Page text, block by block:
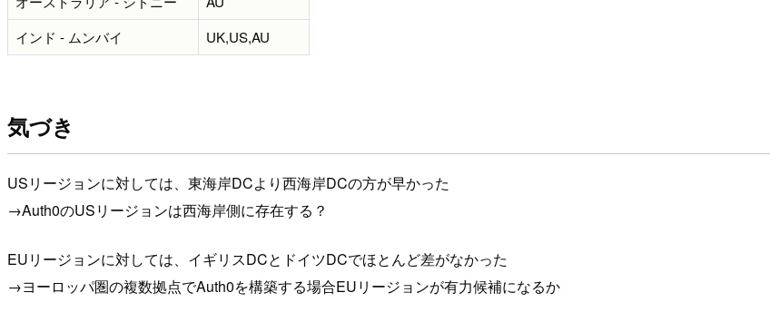
インド - ムンバイ
UK,US,AU
気づき
USリージョンに対しては、東海岸DCより西海岸DCの方が早かった
→Auth0のUSリージョンは西海岸側に存在する？
EUリージョンに対しては、イギリスDCとドイツDCでほとんど差がなかった
→ヨーロッパ圏の複数拠点でAuth0を構築する場合EUリージョンが有力候補になるか